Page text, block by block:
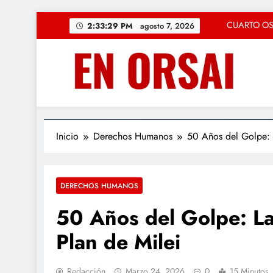
2:33:30 PM agosto 7, 2026
La
«Solución
Regresa la
Inicio Derechos Humanos 50 Años del Golpe:
DERECHOS HUMANOS
50 Años del Golpe:
Plan de Milei